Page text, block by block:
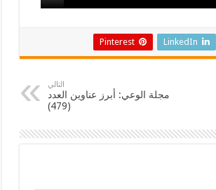
LinkedIn
Pinterest
التالي
مجلة الوعي: أبرز عناوين العدد
(479)